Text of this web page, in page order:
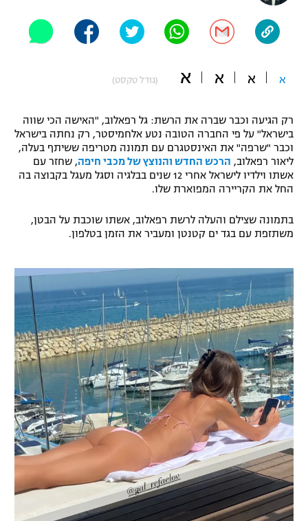
"מחצית בשכונה" – פודקאסט
תקנון עבור פעילות אלקטרה
תקנון עבור פעילות ספורט 1 – "מרלן"
גיימינג E-Sports
תקנון פעילות ספורט 1
רשיון להקרנה פומבית לבית עסק
הצטרפות לחבילת הערוצים
לוח דרושים – ג'ובנט
תגיות
המגזין
אופניים
פוטבול אמריקאי NFL
בייסבול MLB
ספורט אתגרי ואקסטרים
אומנויות לחימה
א א א א (גודל טקסט)
רק הגיעה וכבר שברה את הרשת: גל רפאלוב, "האישה הכי שווה
בישראל" על פי החברה הטובה נטע אלחמיסטר, רק נחתה בישראל
וכבר "שרפה" את האינסטגרם עם תמונה מטריפה ששיתף בעלה,
ליאור רפאלוב, הרכש החדש והנוצץ של מכבי חיפה, שחזר עם
אשתו וילדיו לישראל אחרי 12 שנים בבלגיה וסגל מעגל בקבוצה בה
החל את הקריירה המפוארת שלו.
בתמונה שצילם והעלה לרשת רפאלוב, אשתו שוכבת על הבטן,
משתזפת עם בגד ים קטנטן ומעביר את הזמן בטלפון.